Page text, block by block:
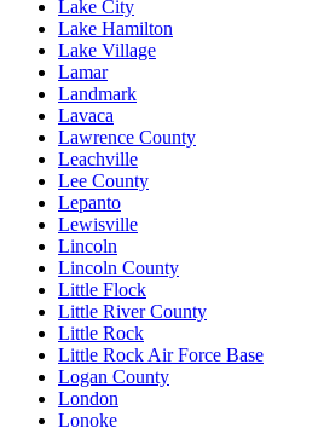
Lake City
Lake Hamilton
Lake Village
Lamar
Landmark
Lavaca
Lawrence County
Leachville
Lee County
Lepanto
Lewisville
Lincoln
Lincoln County
Little Flock
Little River County
Little Rock
Little Rock Air Force Base
Logan County
London
Lonoke